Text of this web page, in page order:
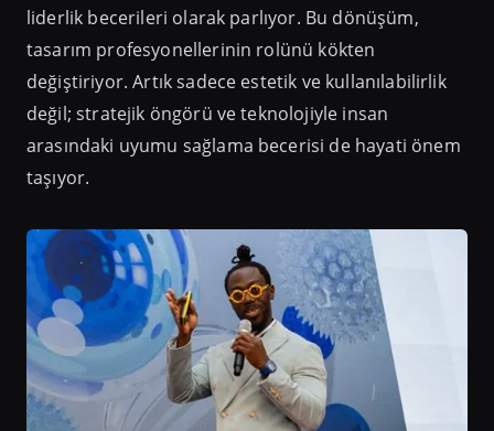
liderlik becerileri olarak parlıyor. Bu dönüşüm,
tasarım profesyonellerinin rolünü kökten
değiştiriyor. Artık sadece estetik ve kullanılabilirlik
değil; stratejik öngörü ve teknolojiyle insan
arasındaki uyumu sağlama becerisi de hayati önem
taşıyor.